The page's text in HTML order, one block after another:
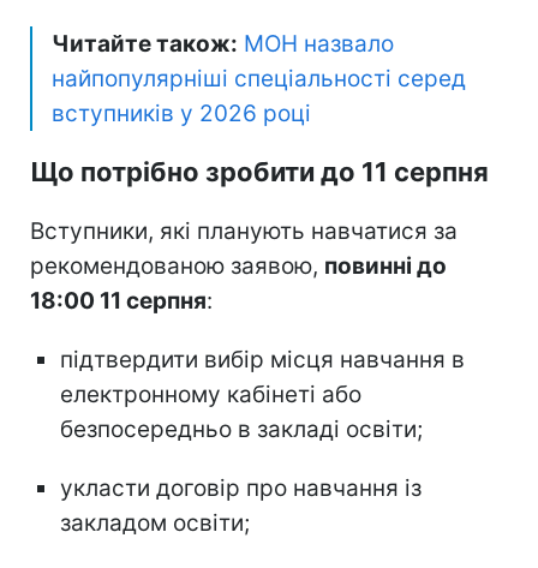
Читайте також: МОН назвало
найпопулярніші спеціальності серед
вступників у 2026 році
Що потрібно зробити до 11 серпня
Вступники, які планують навчатися за
рекомендованою заявою, повинні до
18:00 11 серпня:
підтвердити вибір місця навчання в
електронному кабінеті або
безпосередньо в закладі освіти;
укласти договір про навчання із
закладом освіти;